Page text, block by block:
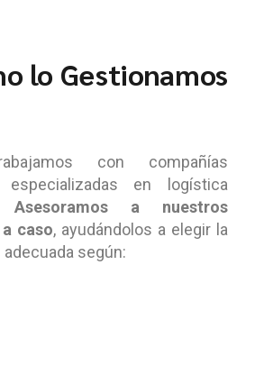
lo Gestionamos
con compañías
especializadas en logística
Asesoramos a nuestros
caso, ayudándolos a elegir la
según: